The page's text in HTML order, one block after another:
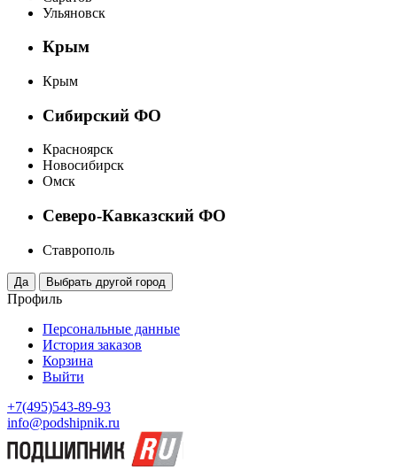
Ульяновск
Крым
Крым
Сибирский ФО
Красноярск
Новосибирск
Омск
Северо-Кавказский ФО
Ставрополь
Профиль
Персональные данные
История заказов
Корзина
Выйти
+7(495)543-89-93
info@podshipnik.ru